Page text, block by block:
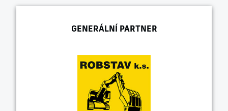
GENERÁLNÍ PARTNER